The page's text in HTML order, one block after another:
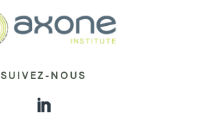
SUIVEZ-NOUS